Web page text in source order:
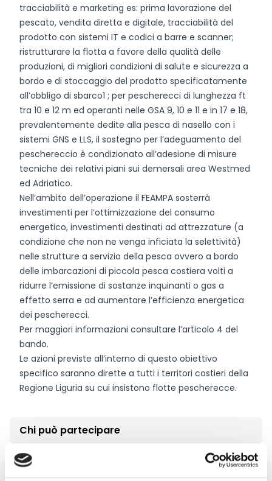
tracciabilità e marketing es: prima lavorazione del
pescato, vendita diretta e digitale, tracciabilità del
prodotto con sistemi IT e codici a barre e scanner;
ristrutturare la flotta a favore della qualità delle
produzioni, di migliori condizioni di salute e sicurezza a
bordo e di stoccaggio del prodotto specificatamente
all’obbligo di sbarco1 ; per pescherecci di lunghezza ft
tra 10 e 12 m ed operanti nelle GSA 9, 10 e 11 e in 17 e 18,
prevalentemente dedite alla pesca di nasello con i
sistemi GNS e LLS, il sostegno per l’adeguamento del
peschereccio è condizionato all’adesione di misure
tecniche dei relativi piani sui demersali area Westmed
ed Adriatico.
Nell’ambito dell’operazione il FEAMPA sosterrà
investimenti per l’ottimizzazione del consumo
energetico, investimenti destinati ad attrezzature (a
condizione che non ne venga inficiata la selettività)
nelle strutture a servizio della pesca ovvero a bordo
delle imbarcazioni di piccola pesca costiera volti a
ridurre l’emissione di sostanze inquinanti o gas a
effetto serra e ad aumentare l’efficienza energetica
dei pescherecci.
Per maggiori informazioni consultare l’articolo 4 del
bando.
Le azioni previste all’interno di questo obiettivo
specifico saranno dirette a tutti i territori costieri della
Regione Liguria su cui insistono flotte pescherecce.
Chi può partecipare
I soggetti ammissibili a presentare istanza di sostegno,